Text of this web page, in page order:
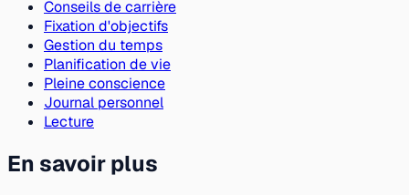
Conseils de carrière
Fixation d'objectifs
Gestion du temps
Planification de vie
Pleine conscience
Journal personnel
Lecture
En savoir plus